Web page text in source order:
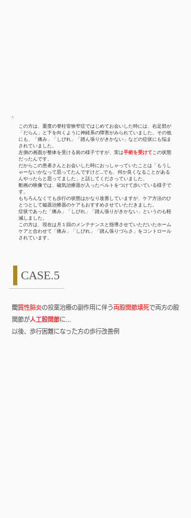
この方は、重度の脊柱管狭窄症ではじめてお会いした時には、右足部が
「だらん」と下を向くように神経系の障害がみられていました。その他
にも、「痛み」「しびれ」「踏ん張りがきかない」などの症状にも悩ま
されていました。
左側の画面が整体を受ける前の様子ですが、実は手術を受けてこの状態
だったんです。
だからこの患者さんとお会いした時におっしゃっていたことは「もうし
ゃーないかなって思ってたんですけど...でも、何か良くなることがある
んやったらと思ってました」と話してくださっていました。
動画の映像では、磁気治療器が入ったベルトをつけて歩いている様子で
す。
もちろんなくても歩行の状態はかなり改善していますが、ケア方法のひ
とつとして磁器治療器のケアもおすすめさせていただきました。
症状であった「痛み」「しびれ」「踏ん張りがきかない」というのも軽
減しました。
​この方は、現在は月１回のメンテナンスと指導させていただいたホーム
ケアと合わせて「痛み」「しびれ」「踏ん張りづらさ」をコントロール
されています。
CASE.5
​間質性肺炎の投薬治療の副作用に伴う両股関節壊死で両方の股
関節が人工股関節に...
以後、歩行困難になった方の歩行改善例